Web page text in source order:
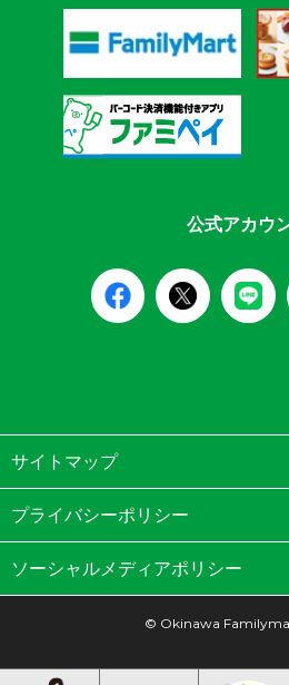
公式アカウ
サイトマップ
プライバシーポリシー
ソーシャルメディアポリシー
© Okinawa